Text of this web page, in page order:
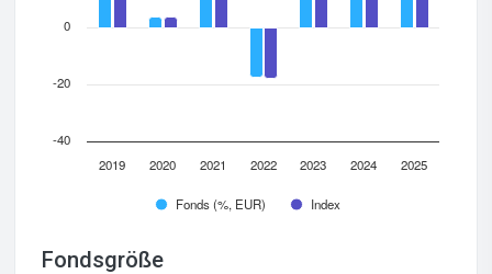
Fonds (%, EUR) Index
2019 2020 2021 2022 2023 2024 2025
-40
-20
0
Fondsgröße